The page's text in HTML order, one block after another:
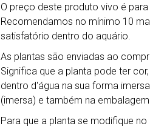
O preço deste produto vivo é
Recomendamos no mínimo 10
satisfatório dentro do aquário.
As plantas são enviadas ao
Significa que a planta pode ter
dentro d'água na sua forma
(imersa) e também na embalagem
Para que a planta se modifique